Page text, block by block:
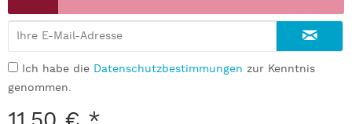
Ich habe die Datenschutzbestimmungen zur Kenntnis
genommen.